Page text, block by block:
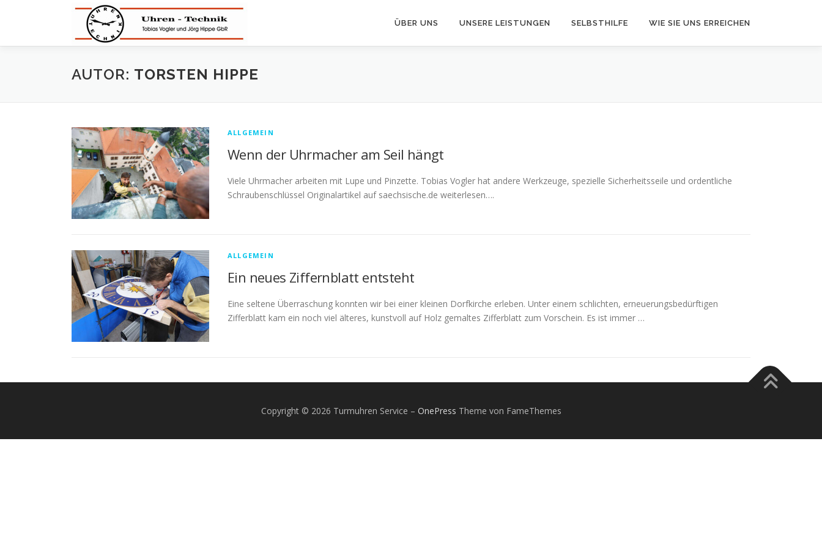
ÜBER UNS UNSERE LEISTUNGEN SELBSTHILFE WIE SIE UNS ERREICHEN
AUTOR: TORSTEN HIPPE
ALLGEMEIN
Wenn der Uhrmacher am Seil hängt
Viele Uhrmacher arbeiten mit Lupe und Pinzette. Tobias Vogler hat andere Werkzeuge, spezielle Sicherheitsseile und ordentliche
Schraubenschlüssel Originalartikel auf saechsische.de weiterlesen….
ALLGEMEIN
Ein neues Ziffernblatt entsteht
Eine seltene Überraschung konnten wir bei einer kleinen Dorfkirche erleben. Unter einem schlichten, erneuerungsbedürftigen
Zifferblatt kam ein noch viel älteres, kunstvoll auf Holz gemaltes Zifferblatt zum Vorschein. Es ist immer …
Copyright © 2026 Turmuhren Service – OnePress Theme von FameThemes